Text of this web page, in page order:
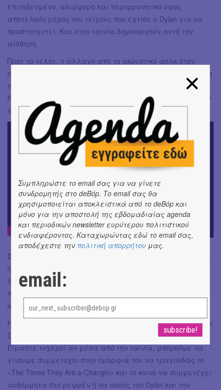
επιτηδευμένο, αδιάφορο και περιφρονητικό ύφος
αποτελούν μέρος του τείχους που έχτισε ο Dylan για να
προστατευτεί. Και στην ταινία δημιουργούν αυτή την
αίσθηση.
Προς το τέλος, η αλλαγή από το ακουστικό φολκ στον
ηλεκτρικό ρυθμό του Dylan θα φέρει τρομερή αναστάτωση
στους φανατικούς του. Το 1965 στο Φεστιβάλ Φολκ του
Νιούπορτ θα γίνει ο κακός χαμός καθώς ο Dylan πιάνει την
ηλεκτρική κιθάρα απορρίπτοντας την αγνότητα του φολκ.
Στο δια ταύτα. Είναι ενδεικτικό ότι μου άρεσε πολύ και το
ήξερα από τη στιγμή που γνωστός κριτικός έβαλε 2.5 στα
5. Προφανώς και πρόκειται για μια κάποια αποθέωση και
προφανώς ο Dylan εμφανίζεται ως φοβερή ατομάρα,
larger than life. Ξέρετε τι όμως; Μάλλον ήταν και είναι!
Η αποτύπωση μουσικών ιστοριών, δηλαδή ωραίων ιστοριών
ζωής, τέχνης, δημιουργίας προσωπικά με μαγεύουν.
Είμαστε τυχεροί αν μέσα από την ταινία, μπορούμε να
γίνουμε συμμέτοχοι στην ομορφιά του να τραγουδάς το
«The Times They Are a-Changin» και το κοινό να συμμετέχει
αυθόρμητα στο ρεφρέν ή να ακούς τον Dylan και την
Συμπληρώστε το email σας για να γίνετε
συνδρομητής στο deBόp. Το email σας θα
χρησιμοποιείται αποκλειστικά από το deBόp και
μόνο για την αποστολή της εβδομαδιαίας agenda
και περιοδικών newsletter ευρύτερου πολιτιστικού
ενδιαφέροντος. Καταχωρώντας εδώ το email σας,
αποδέχεστε την πολιτική απορρήτου μας.
email: